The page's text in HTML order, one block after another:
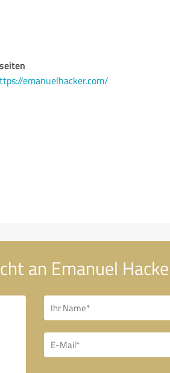
emanuelhacker.com/
an Emanuel